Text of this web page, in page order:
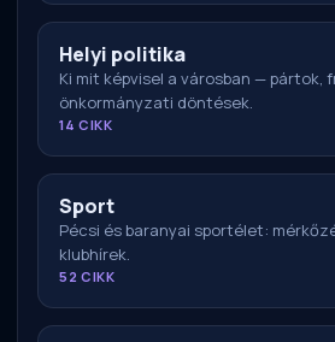
Helyi politika
Ki mit képvisel a városban — pártok,
önkormányzati döntések.
14 CIKK
Sport
Pécsi és baranyai sportélet:
klubhírek.
52 CIKK